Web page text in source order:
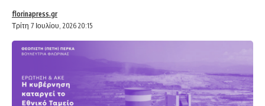
Τρίτη 7 Ιουλίου, 2026 20:15
florinapress.gr